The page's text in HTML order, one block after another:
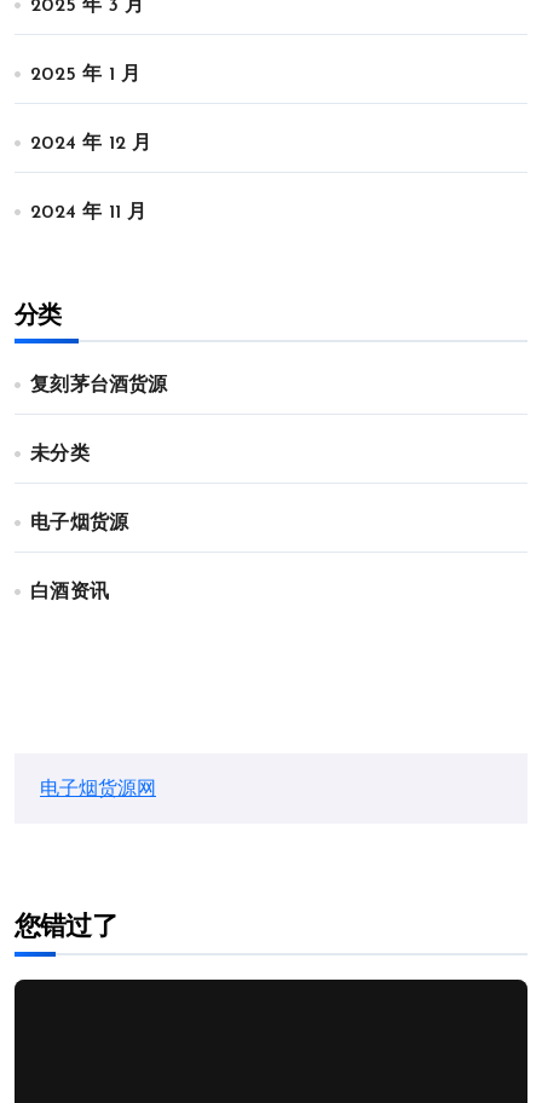
2025 年 3 月
2025 年 1 月
2024 年 12 月
2024 年 11 月
分类
复刻茅台酒货源
未分类
电子烟货源
白酒资讯
电子烟货源网
您错过了